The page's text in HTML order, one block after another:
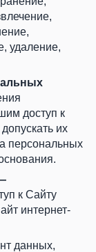
удаление,
доступ к
их
персональных
к Сайту
интернет-
данных,